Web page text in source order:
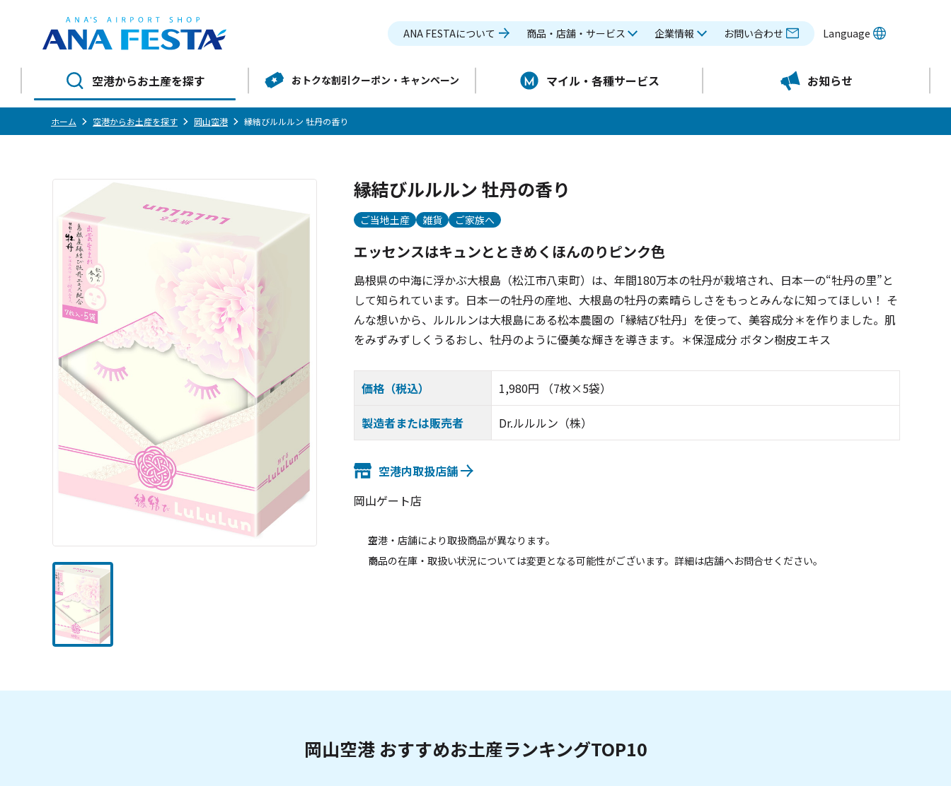
ANA FESTAについて 商品・店舗・サービス 企業情報 お問い合わせ Language
空港からお土産を探す おトクな割引クーポン・キャンペーン マイル・各種サービス お知らせ
ホーム 空港からお土産を探す 岡山空港 縁結びルルルン 牡丹の香り
縁結びルルルン 牡丹の香り
ご当地土産 雑貨 ご家族へ
エッセンスはキュンとときめくほんのりピンク色
島根県の中海に浮かぶ大根島（松江市八束町）は、年間180万本の牡丹が栽培され、日本一の“牡丹の里”と
して知られています。日本一の牡丹の産地、大根島の牡丹の素晴らしさをもっとみんなに知ってほしい！ そ
んな想いから、ルルルンは大根島にある松本農園の「縁結び牡丹」を使って、美容成分＊を作りました。肌
をみずみずしくうるおし、牡丹のように優美な輝きを導きます。＊保湿成分 ボタン樹皮エキス
価格（税込） 1,980円 （7枚×5袋）
製造者または販売者 Dr.ルルルン（株）
空港内取扱店舗
岡山ゲート店
空港・店舗により取扱商品が異なります。
商品の在庫・取扱い状況については変更となる可能性がございます。詳細は店舗へお問合せください。
岡山空港 おすすめお土産ランキングTOP10